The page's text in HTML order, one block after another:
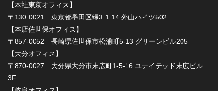
【本社東京オフィス】
〒130-0021 東京都墨田区緑3-1-14 外山ハイツ502
【本店佐世保オフィス】
〒857-0052 長崎県佐世保市松浦町5-13 グリーンビル205
【大分オフィス】
〒870-0027 大分県大分市末広町1-5-16 ユナイテッド末広ビル
3F